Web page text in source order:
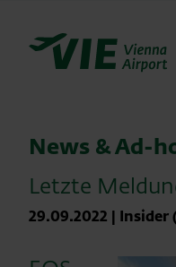
News & Ad-
Letzte
29.09.2022 | Insider